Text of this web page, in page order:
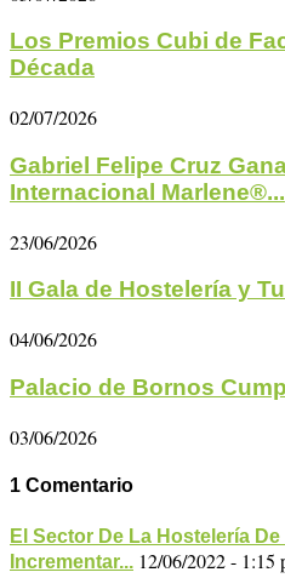
Los Premios Cubi de
Década
02/07/2026
Gabriel Felipe Cruz
Internacional Marlene®...
23/06/2026
II Gala de Hostelería y
04/06/2026
Palacio de Bornos
03/06/2026
1 Comentario
El Sector De La Hostelería
Incrementar... 12/06/2022 - 1:15